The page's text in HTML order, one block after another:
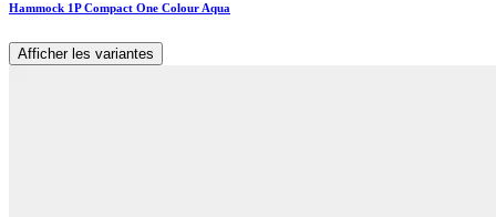
Hammock 1P Compact One Colour Aqua
Afficher les variantes